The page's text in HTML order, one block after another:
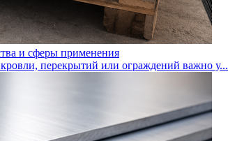
и сферы применения
перекрытий или ограждений важно у...